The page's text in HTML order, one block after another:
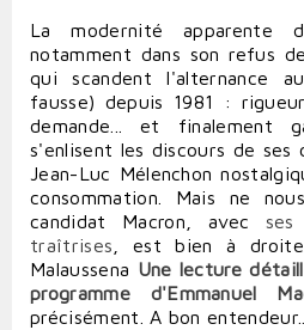
La modernité apparente
notamment dans son refus
qui scandent l'alternance
fausse) depuis 1981 :
demande... et finalement
s'enlisent les discours de ses
Jean-Luc Mélenchon
consommation. Mais ne
candidat Macron, avec ses
traîtrises , est bien à
Malaussena Une lecture
programme d'Emmanuel
précisément. A bon entendeur...